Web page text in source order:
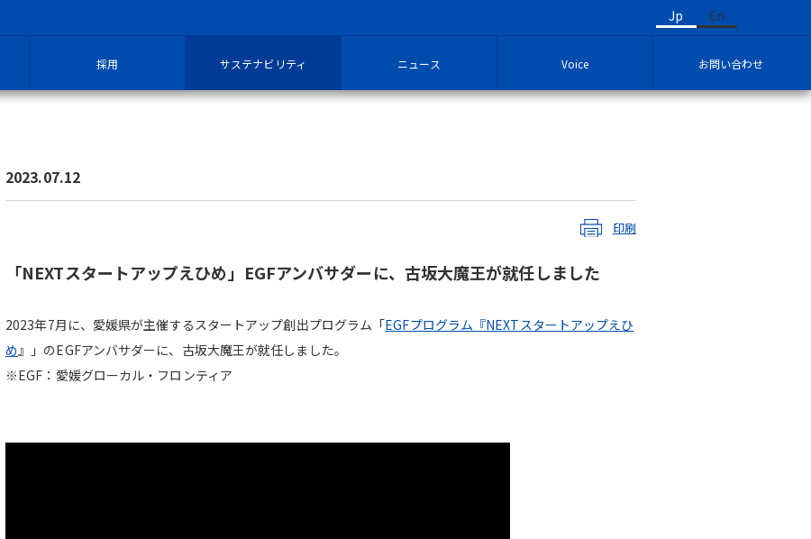
採用 サステナビリティ ニュース Voice お問い合わせ
Jp En
2023.07.12
印刷
「NEXTスタートアップえひめ」EGFアンバサダーに、古坂大魔王が就任しました
2023年7月に、愛媛県が主催するスタートアップ創出プログラム「EGFプログラム『NEXTスタートアップえひ
め』」のEGFアンバサダーに、古坂大魔王が就任しました。
※EGF：愛媛グローカル・フロンティア